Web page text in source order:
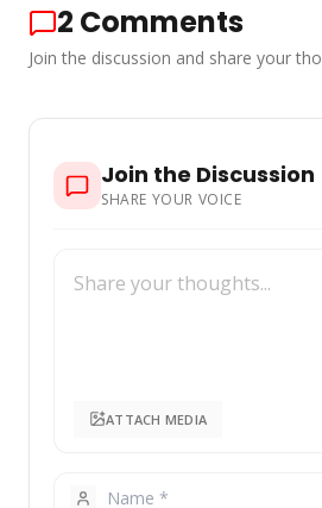
2 Comments
Join the discussion and share your
Join the Discussion
SHARE YOUR VOICE
ATTACH MEDIA